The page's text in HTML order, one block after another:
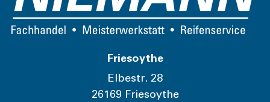
Friesoythe
Elbestr. 28
26169 Friesoythe